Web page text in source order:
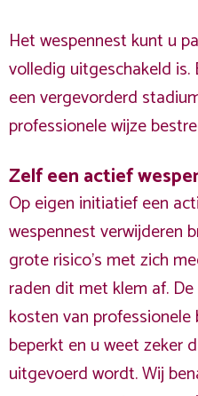
Het wespennest kunt u
volledig uitgeschakeld
een vergevorderd
professionele wijze
Zelf een actief
Op eigen initiatief een
wespennest verwijderen
grote risico’s met zich
raden dit met klem af. De
kosten van
beperkt en u weet zeker
uitgevoerd wordt. Wij